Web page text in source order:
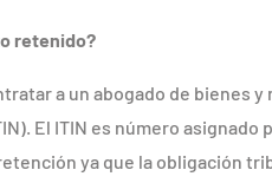
retenido?
a un abogado de bienes
El ITIN es número
ya que la obligación